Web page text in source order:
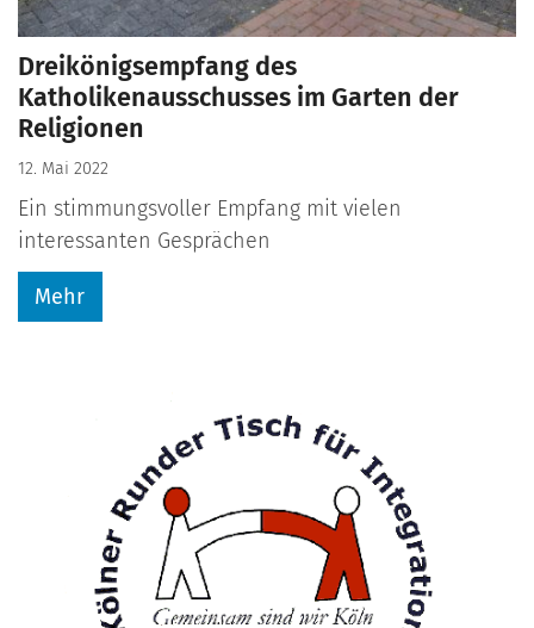
Dreikönigsempfang des
Katholikenausschusses im Garten der
Religionen
12. Mai 2022
Ein stimmungsvoller Empfang mit vielen
interessanten Gesprächen
Mehr